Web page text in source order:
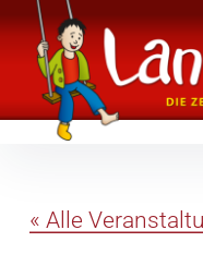
Inhalte
überspringen
Landknirpse
« Alle